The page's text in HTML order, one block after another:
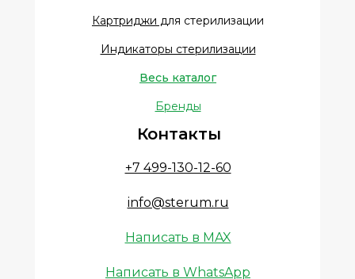
+7 499-130-12-60
info@sterum.ru
Написать в MAX
Написать в WhatsApp
Контакты
Картриджи для стерилизации
Индикаторы стерилизации
Весь каталог
Бренды